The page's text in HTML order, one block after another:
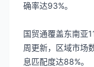
确率达93%。
国贸通覆盖东南亚
周更新，区域市场
息匹配度达88%。